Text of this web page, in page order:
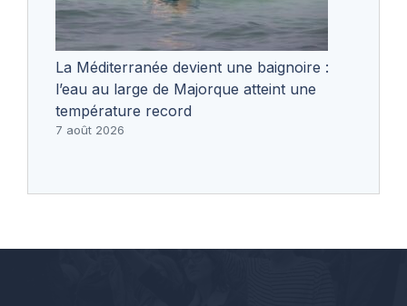
La Méditerranée devient une baignoire :
l’eau au large de Majorque atteint une
température record
7 août 2026